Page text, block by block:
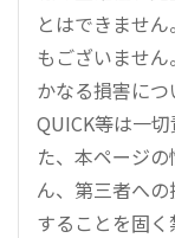
とはできませ
もございませ
かなる損害に
QUICK等は一
た、本ページ
ん、第三者へ
することを固く